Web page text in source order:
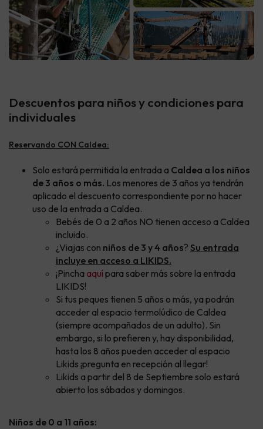
Descuentos para niños y condiciones para
individuales
Reservando CON Caldea:
Solo estará permitida la entrada a Caldea a los niños
de 3 años o más. Los menores de 3 años ya tendrán
aplicado el descuento correspondiente por no hacer
uso de la entrada a Caldea.
Bebés de 0 a 2 años NO tienen acceso a Caldea
incluido.
¿Viajas con niños de 3 y 4 años? Su entrada
incluye en acceso a LIKIDS.
¡Pincha aquípara saber más sobre la entrada
LIKIDS!
Si tus peques tienen 5 años o más, ya podrán
acceder al espacio termolúdico de Caldea
(siempre acompañados de un adulto). Sin
embargo, si lo prefieren y, hay disponibilidad,
hasta los 8 años pueden acceder al espacio
Likids ¡pregunta en recepción al llegar!
Likids a partir del 8 de Septiembre solo estará
abierto los sábados y domingos.
Niños de 0 a 11 años: